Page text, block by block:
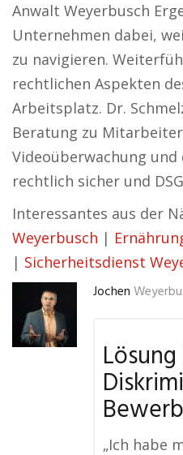
Anwalt Weyerbusch
Unternehmen dabei,
zu navigieren.
rechtlichen Aspekten
Arbeitsplatz. Dr.
Beratung zu
Videoüberwachung
rechtlich sicher und
Interessantes aus der
Weyerbusch |
| Sicherheitsdienst
Jochen
„Ich habe